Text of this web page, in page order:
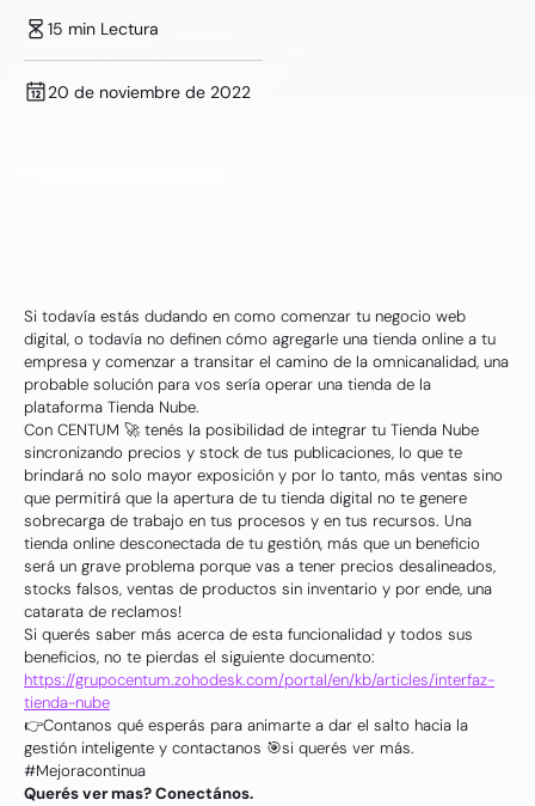
15 min Lectura
20 de noviembre de 2022
Si todavía estás dudando en como comenzar tu negocio web
digital, o todavía no definen cómo agregarle una tienda online a tu
empresa y comenzar a transitar el camino de la omnicanalidad, una
probable solución para vos sería operar una tienda de la
plataforma Tienda Nube.
Con CENTUM 🚀 tenés la posibilidad de integrar tu Tienda Nube
sincronizando precios y stock de tus publicaciones, lo que te
brindará no solo mayor exposición y por lo tanto, más ventas sino
que permitirá que la apertura de tu tienda digital no te genere
sobrecarga de trabajo en tus procesos y en tus recursos. Una
tienda online desconectada de tu gestión, más que un beneficio
será un grave problema porque vas a tener precios desalineados,
stocks falsos, ventas de productos sin inventario y por ende, una
catarata de reclamos!
Si querés saber más acerca de esta funcionalidad y todos sus
beneficios, no te pierdas el siguiente documento:
https://grupocentum.zohodesk.com/portal/en/kb/articles/interfaz-
tienda-nube
👉Contanos qué esperás para animarte a dar el salto hacia la
gestión inteligente y contactanos 🎯si querés ver más.
#Mejoracontinua
Querés ver mas? Conectános.